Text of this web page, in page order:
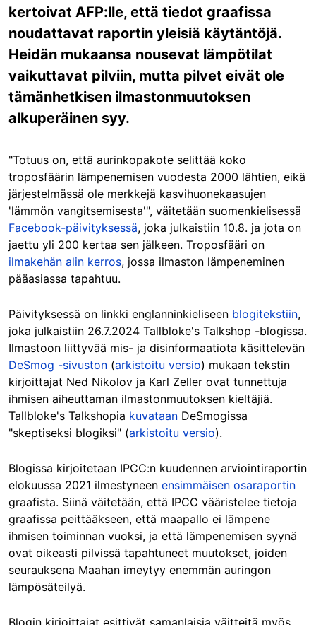
kertoivat AFP:lle, että tiedot graafissa
noudattavat raportin yleisiä käytäntöjä.
Heidän mukaansa nousevat lämpötilat
vaikuttavat pilviin, mutta pilvet eivät ole
tämänhetkisen ilmastonmuutoksen
alkuperäinen syy.
"Totuus on, että aurinkopakote selittää koko
troposfäärin lämpenemisen vuodesta 2000 lähtien, eikä
järjestelmässä ole merkkejä kasvihuonekaasujen
'lämmön vangitsemisesta'", väitetään suomenkielisessä
Facebook-päivityksessä, joka julkaistiin 10.8. ja jota on
jaettu yli 200 kertaa sen jälkeen. Troposfääri on
ilmakehän alin kerros, jossa ilmaston lämpeneminen
pääasiassa tapahtuu.
Päivityksessä on linkki englanninkieliseen blogitekstiin,
joka julkaistiin 26.7.2024 Tallbloke's Talkshop -blogissa.
Ilmastoon liittyvää mis- ja disinformaatiota käsittelevän
DeSmog -sivuston (arkistoitu versio) mukaan tekstin
kirjoittajat Ned Nikolov ja Karl Zeller ovat tunnettuja
ihmisen aiheuttaman ilmastonmuutoksen kieltäjiä.
Tallbloke's Talkshopia kuvataan DeSmogissa
"skeptiseksi blogiksi" (arkistoitu versio).
Blogissa kirjoitetaan IPCC:n kuudennen arviointiraportin
elokuussa 2021 ilmestyneen ensimmäisen osaraportin
graafista. Siinä väitetään, että IPCC vääristelee tietoja
graafissa peittääkseen, että maapallo ei lämpene
ihmisen toiminnan vuoksi, ja että lämpenemisen syynä
ovat oikeasti pilvissä tapahtuneet muutokset, joiden
seurauksena Maahan imeytyy enemmän auringon
lämpösäteilyä.
Blogin kirjoittajat esittivät samanlaisia väitteitä myös